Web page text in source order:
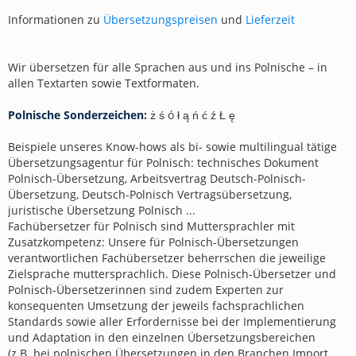
Informationen zu Übersetzungspreisen und Lieferzeit
Wir übersetzen für alle Sprachen aus und ins Polnische – in
allen Textarten sowie Textformaten.
Polnische Sonderzeichen: ż ś ó ł ą ń ć ź Ł ę
Beispiele unseres Know-hows als bi- sowie multilingual tätige
Übersetzungsagentur für Polnisch: technisches Dokument
Polnisch-Übersetzung, Arbeitsvertrag Deutsch-Polnisch-
Übersetzung, Deutsch-Polnisch Vertragsübersetzung,
juristische Übersetzung Polnisch ...
Fachübersetzer für Polnisch sind Muttersprachler mit
Zusatzkompetenz: Unsere für Polnisch-Übersetzungen
verantwortlichen Fachübersetzer beherrschen die jeweilige
Zielsprache muttersprachlich. Diese Polnisch-Übersetzer und
Polnisch-Übersetzerinnen sind zudem Experten zur
konsequenten Umsetzung der jeweils fachsprachlichen
Standards sowie aller Erfordernisse bei der Implementierung
und Adaptation in den einzelnen Übersetzungsbereichen